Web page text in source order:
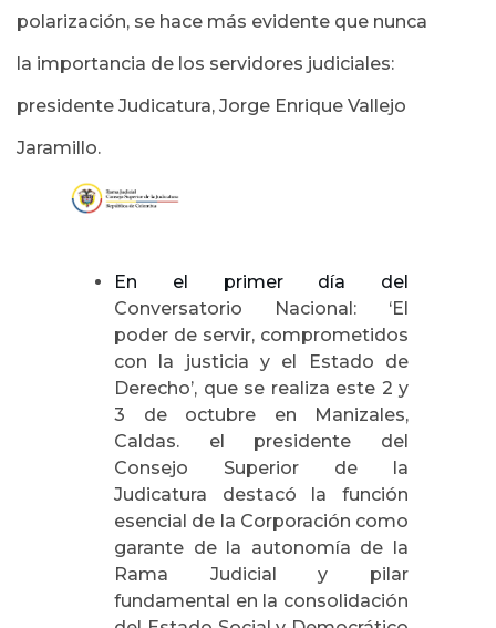
polarización, se hace más evidente que nunca
la importancia de los servidores judiciales:
presidente Judicatura, Jorge Enrique Vallejo
Jaramillo.
En el primer día del
Conversatorio Nacional: ‘El
poder de servir, comprometidos
con la justicia y el Estado de
Derecho’, que se realiza este 2 y
3 de octubre en Manizales,
Caldas. el presidente del
Consejo Superior de la
Judicatura destacó la función
esencial de la Corporación como
garante de la autonomía de la
Rama Judicial y pilar
fundamental en la consolidación